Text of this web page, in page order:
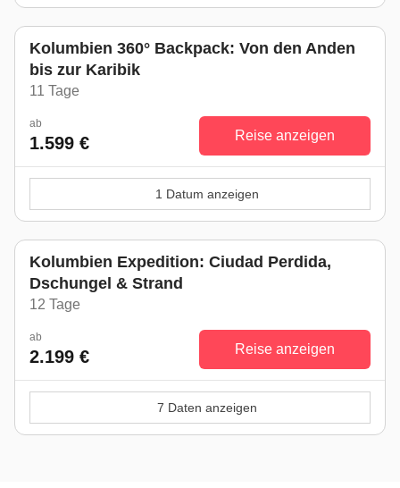
Kolumbien 360° Backpack: Von den Anden
bis zur Karibik
11 Tage
ab
1.599 € Reise anzeigen
1 Datum anzeigen
Kolumbien Expedition: Ciudad Perdida,
Dschungel & Strand
12 Tage
ab
2.199 € Reise anzeigen
7 Daten anzeigen